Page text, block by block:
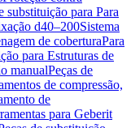
substituição para Para
d40–200Sistema
de coberturaPara
para Estruturas de
manualPeças de
de compressão,
de
para Geberit